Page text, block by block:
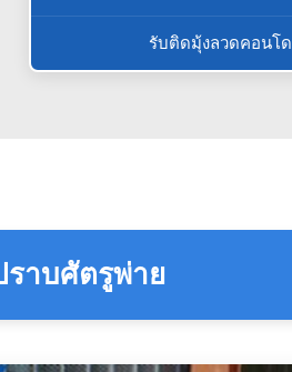
รับติดมุ้งลวดคอนโด
าบศัตรูพ่าย